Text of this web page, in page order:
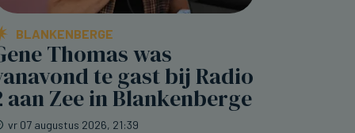
BLANKENBERGE
Thomas was
te gast bij Radio
aan Zee in Blankenberge
vr 07 augustus 2026, 21:39